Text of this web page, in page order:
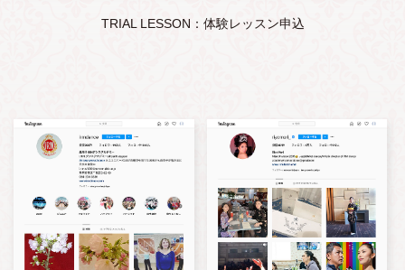
TRIAL LESSON：体験レッスン申込